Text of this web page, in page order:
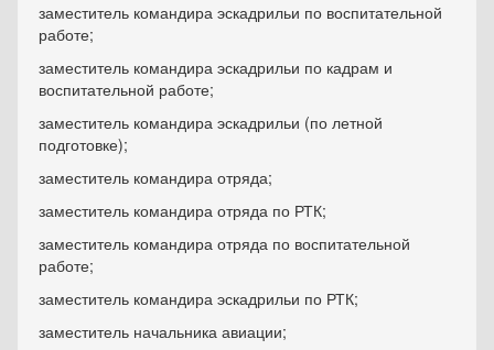
заместитель командира эскадрильи по воспитательной
работе;
заместитель командира эскадрильи по кадрам и
воспитательной работе;
заместитель командира эскадрильи (по летной
подготовке);
заместитель командира отряда;
заместитель командира отряда по РТК;
заместитель командира отряда по воспитательной
работе;
заместитель командира эскадрильи по РТК;
заместитель начальника авиации;